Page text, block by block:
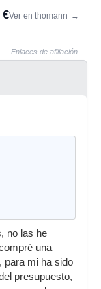
€Ver en thomann →
Enlaces de afiliación
no las he
una
para mi ha sido
presupuesto,